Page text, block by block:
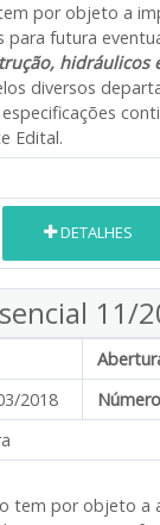
por objeto a
para futura
hidráulicos
diversos
Edital.
DETALHES
11/
2018
tem por objeto a